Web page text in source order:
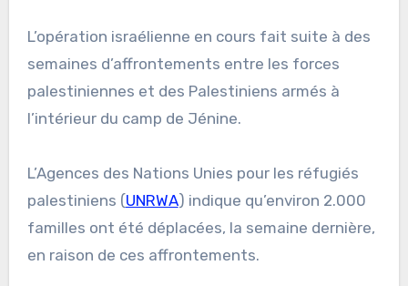
L’opération israélienne en cours fait suite à des
semaines d’affrontements entre les forces
palestiniennes et des Palestiniens armés à
l’intérieur du camp de Jénine.
L’Agences des Nations Unies pour les réfugiés
palestiniens (UNRWA) indique qu’environ 2.000
familles ont été déplacées, la semaine dernière,
en raison de ces affrontements.